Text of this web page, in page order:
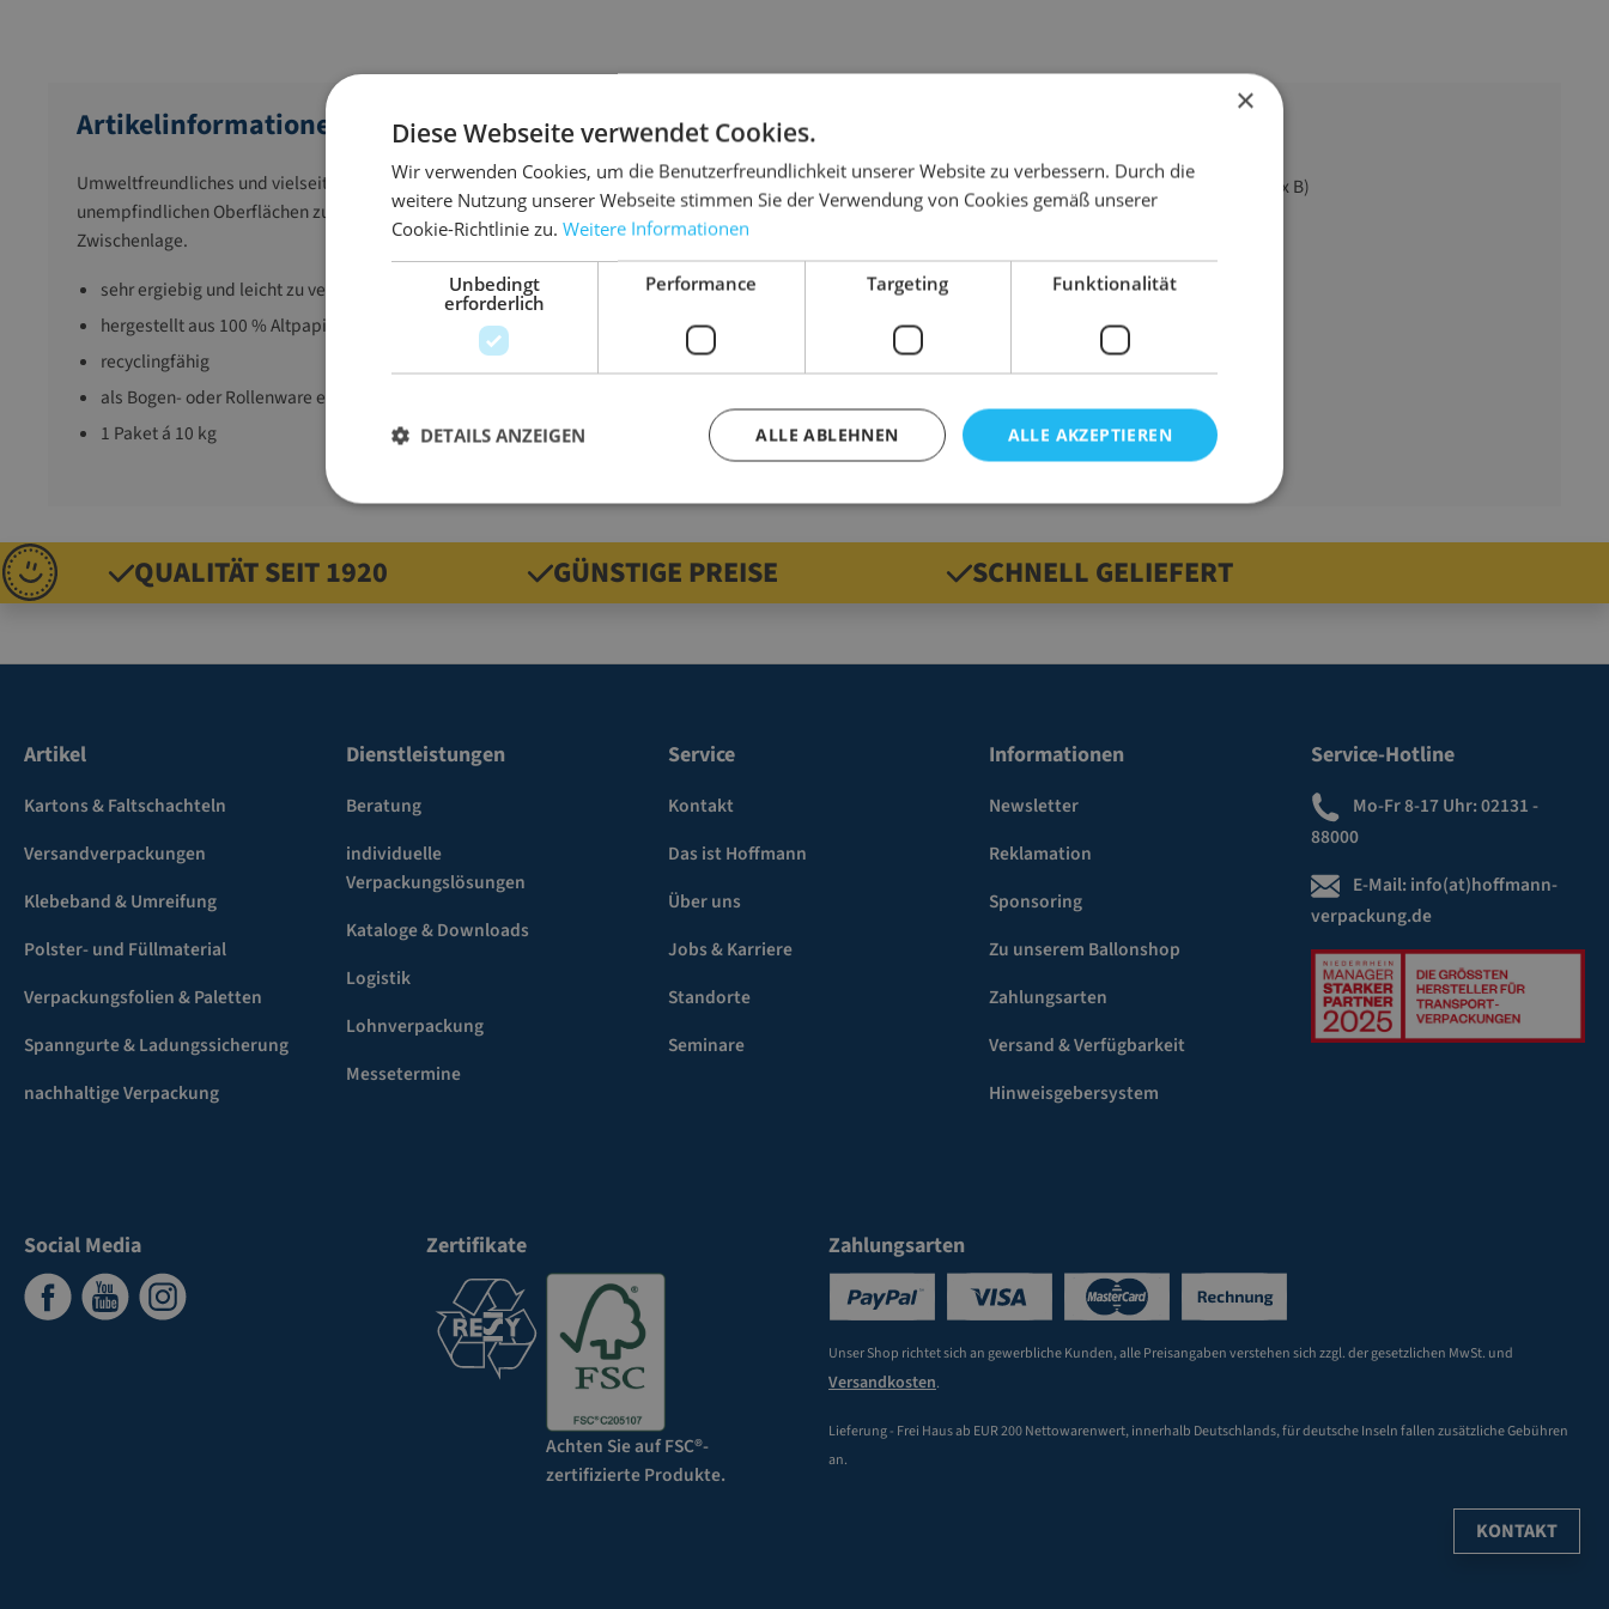
Artikelinformationen
Umweltfreundliches und vielseitig einsetzbares Füllpapier für Versand, Lager oder Umzug. Perfekt bei
unempfindlichen Oberflächen zum Ausfüllen von Hohlräumen im Karton, zum Einschlagen oder als
Zwischenlage.
sehr ergiebig und leicht zu verarbeiten
hergestellt aus 100 % Altpapier
recyclingfähig
als Bogen- oder Rollenware erhältlich
1 Paket á 10 kg
Maße
1000 mm x 750 mm (L x B)
QUALITÄT SEIT 1920 GÜNSTIGE PREISE SCHNELL GELIEFERT
Artikel
Kartons & Faltschachteln
Versandverpackungen
Klebeband & Umreifung
Polster- und Füllmaterial
Verpackungsfolien & Paletten
Spanngurte & Ladungssicherung
nachhaltige Verpackung
Dienstleistungen
Beratung
individuelle
Verpackungslösungen
Kataloge & Downloads
Logistik
Lohnverpackung
Messetermine
Service
Kontakt
Das ist Hoffmann
Über uns
Jobs & Karriere
Standorte
Seminare
Informationen
Newsletter
Reklamation
Sponsoring
Zu unserem Ballonshop
Zahlungsarten
Versand & Verfügbarkeit
Hinweisgebersystem
Service-Hotline
Mo-Fr 8-17 Uhr:02131 -
88000
E-Mail: info(at)hoffmann-
verpackung.de
Social Media Zertifikate
Achten Sie auf FSC®-
zertifizierte Produkte.
Zahlungsarten
Unser Shop richtet sich an gewerbliche Kunden, alle Preisangaben verstehen sich zzgl. der gesetzlichen MwSt. und
Versandkosten.
Lieferung - Frei Haus ab EUR 200 Nettowarenwert, innerhalb Deutschlands, für deutsche Inseln fallen zusätzliche Gebühren
an.
KONTAKT
×
Diese Webseite verwendet Cookies.
Wir verwenden Cookies, um die Benutzerfreundlichkeit unserer Website zu verbessern. Durch die
weitere Nutzung unserer Webseite stimmen Sie der Verwendung von Cookies gemäß unserer
Cookie-Richtlinie zu. Weitere Informationen
Unbedingt
erforderlich
Performance Targeting Funktionalität
ALLE AKZEPTIEREN
ALLE ABLEHNEN
DETAILS ANZEIGEN